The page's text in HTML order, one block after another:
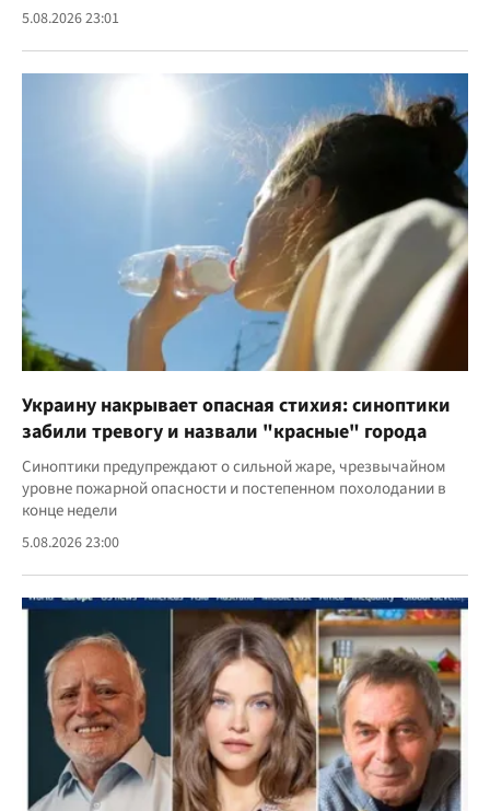
5.08.2026 23:01
Украину накрывает опасная стихия: синоптики
забили тревогу и назвали "красные" города
Синоптики предупреждают о сильной жаре, чрезвычайном
уровне пожарной опасности и постепенном похолодании в
конце недели
5.08.2026 23:00